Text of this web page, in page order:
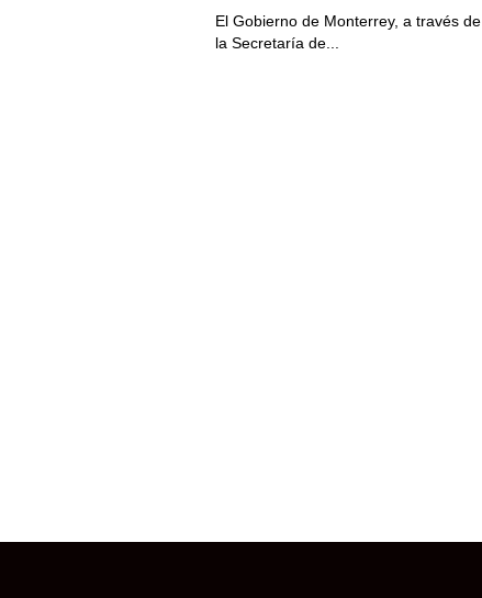
El Gobierno de Monterrey, a través de
la Secretaría de...